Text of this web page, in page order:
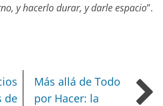
y hacerlo durar, y darle espacio”.
de
Más allá de Todo
por Hacer: la